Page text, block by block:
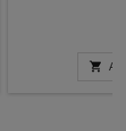
